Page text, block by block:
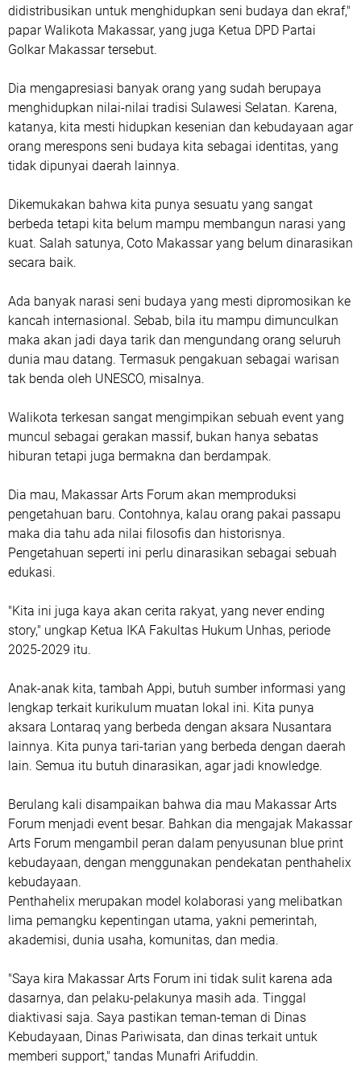
didistribusikan untuk menghidupkan seni budaya dan ekraf,"
papar Walikota Makassar, yang juga Ketua DPD Partai
Golkar Makassar tersebut.
Dia mengapresiasi banyak orang yang sudah berupaya
menghidupkan nilai-nilai tradisi Sulawesi Selatan. Karena,
katanya, kita mesti hidupkan kesenian dan kebudayaan agar
orang merespons seni budaya kita sebagai identitas, yang
tidak dipunyai daerah lainnya.
Dikemukakan bahwa kita punya sesuatu yang sangat
berbeda tetapi kita belum mampu membangun narasi yang
kuat. Salah satunya, Coto Makassar yang belum dinarasikan
secara baik.
Ada banyak narasi seni budaya yang mesti dipromosikan ke
kancah internasional. Sebab, bila itu mampu dimunculkan
maka akan jadi daya tarik dan mengundang orang seluruh
dunia mau datang. Termasuk pengakuan sebagai warisan
tak benda oleh UNESCO, misalnya.
Walikota terkesan sangat mengimpikan sebuah event yang
muncul sebagai gerakan massif, bukan hanya sebatas
hiburan tetapi juga bermakna dan berdampak.
Dia mau, Makassar Arts Forum akan memproduksi
pengetahuan baru. Contohnya, kalau orang pakai passapu
maka dia tahu ada nilai filosofis dan historisnya.
Pengetahuan seperti ini perlu dinarasikan sebagai sebuah
edukasi.
"Kita ini juga kaya akan cerita rakyat, yang never ending
story," ungkap Ketua IKA Fakultas Hukum Unhas, periode
2025-2029 itu.
Anak-anak kita, tambah Appi, butuh sumber informasi yang
lengkap terkait kurikulum muatan lokal ini. Kita punya
aksara Lontaraq yang berbeda dengan aksara Nusantara
lainnya. Kita punya tari-tarian yang berbeda dengan daerah
lain. Semua itu butuh dinarasikan, agar jadi knowledge.
Berulang kali disampaikan bahwa dia mau Makassar Arts
Forum menjadi event besar. Bahkan dia mengajak Makassar
Arts Forum mengambil peran dalam penyusunan blue print
kebudayaan, dengan menggunakan pendekatan penthahelix
kebudayaan.
Penthahelix merupakan model kolaborasi yang melibatkan
lima pemangku kepentingan utama, yakni pemerintah,
akademisi, dunia usaha, komunitas, dan media.
"Saya kira Makassar Arts Forum ini tidak sulit karena ada
dasarnya, dan pelaku-pelakunya masih ada. Tinggal
diaktivasi saja. Saya pastikan teman-teman di Dinas
Kebudayaan, Dinas Pariwisata, dan dinas terkait untuk
memberi support," tandas Munafri Arifuddin.